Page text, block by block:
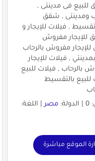
فى مدينتى ,
ومدينتى , شقق
, فيلات للإيجار و
للإيجار مفروش
مفروش بالرحاب
, فيلات للإيجار
بالرحاب , فيلات للبيع
للبيع بالتقسيط
مصر| اللغة:
الموقع مباشرة